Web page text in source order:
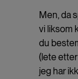
Men, da
vi liksom
du
(lete
jeg har